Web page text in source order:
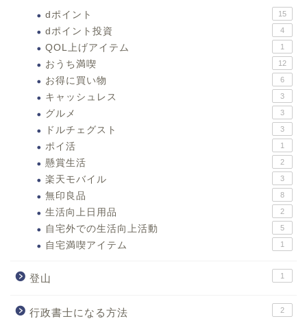
dポイント 15
dポイント投資 4
QOL上げアイテム 1
おうち満喫 12
お得に買い物 6
キャッシュレス 3
グルメ 3
ドルチェグスト 3
ポイ活 1
懸賞生活 2
楽天モバイル 3
無印良品 8
生活向上日用品 2
自宅外での生活向上活動 5
自宅満喫アイテム 1
登山 1
行政書士になる方法 2